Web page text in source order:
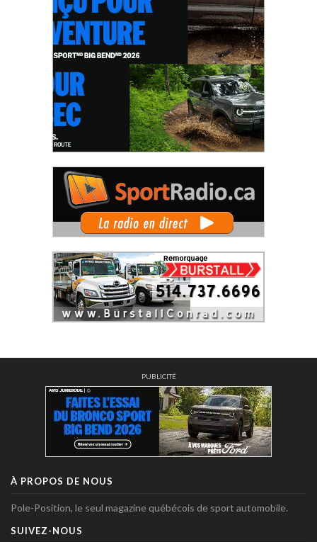
PUBLICITÉ
À PROPOS DE NOUS
Pole-Position, le seul magazine québécois de sport automobile.
SUIVEZ-NOUS